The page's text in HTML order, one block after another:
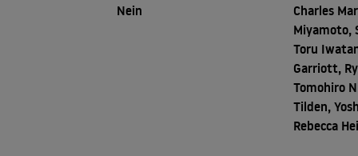
Nein
Charles
Miyamoto,
Toru
Garriott,
Tomohiro
Tilden,
Rebecca